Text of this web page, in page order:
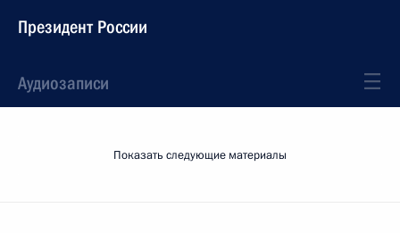
Президент России
Аудиозаписи
Показать следующие материалы